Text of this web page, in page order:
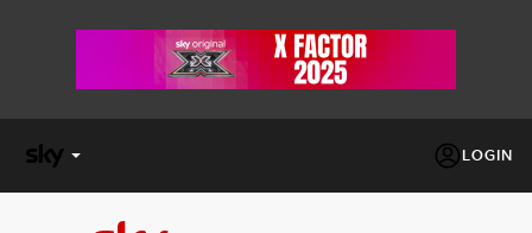
LOGIN